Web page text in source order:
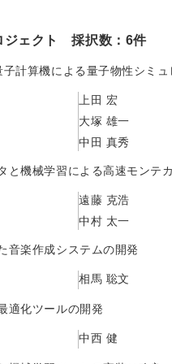
ジェクト 採択数：6件
計算機による量子物性シミュ
上田 宏
大塚 雄一
中田 真秀
と機械学習による高速モンテ
遠藤 克浩
中村 太一
音楽作成システムの開発
相馬 聡文
適化ツールの開発
中西 健